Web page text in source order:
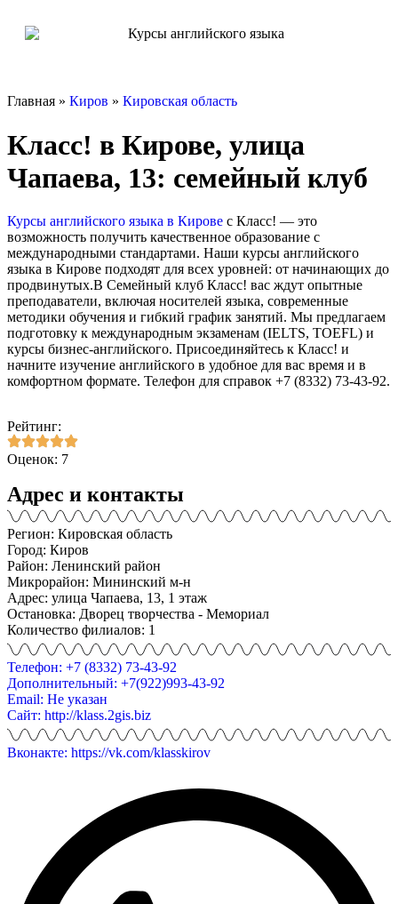
Главная » Киров » Кировская область
Класс! в Кирове, улица
Чапаева, 13: семейный клуб
Курсы английского языка в Кирове с Класс! — это
возможность получить качественное образование с
международными стандартами. Наши курсы английского
языка в Кирове подходят для всех уровней: от начинающих до
продвинутых.В Семейный клуб Класс! вас ждут опытные
преподаватели, включая носителей языка, современные
методики обучения и гибкий график занятий. Мы предлагаем
подготовку к международным экзаменам (IELTS, TOEFL) и
курсы бизнес-английского. Присоединяйтесь к Класс! и
начните изучение английского в удобное для вас время и в
комфортном формате. Телефон для справок +7 (8332) 73-43-92.
Рейтинг:
Оценок: 7
Адрес и контакты
Регион: Кировская область
Город: Киров
Район: Ленинский район
Микрорайон: Мининский м-н
Адрес: улица Чапаева, 13, 1 этаж
Остановка: Дворец творчества - Мемориал
Количество филиалов: 1
Телефон: +7 (8332) 73-43-92
Дополнительный: +7(922)993-43-92
Email: Не указан
Сайт: http://klass.2gis.biz
Вконакте: https://vk.com/klasskirov